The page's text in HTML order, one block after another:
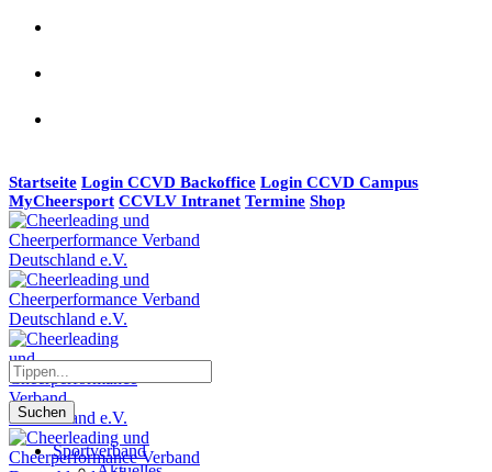
Startseite Login CCVD Backoffice Login CCVD Campus
MyCheersport CCVLV Intranet Termine Shop
Suchen
Sportverband